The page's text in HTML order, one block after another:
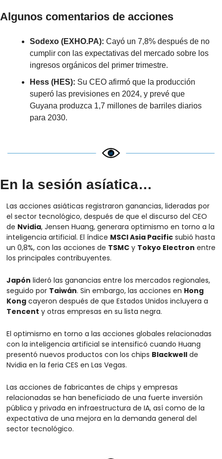
Algunos comentarios de acciones
Sodexo (EXHO.PA): Cayó un 7,8% después de no
cumplir con las expectativas del mercado sobre los
ingresos orgánicos del primer trimestre.
Hess (HES): Su CEO afirmó que la producción
superó las previsiones en 2024, y prevé que
Guyana produzca 1,7 millones de barriles diarios
para 2030.
En la sesión asíatica…
Las acciones asiáticas registraron ganancias, lideradas por
el sector tecnológico, después de que el discurso del CEO
de Nvidia, Jensen Huang, generara optimismo en torno a la
inteligencia artificial. El índice MSCI Asia Pacific subió hasta
un 0,8%, con las acciones de TSMC y Tokyo Electron entre
los principales contribuyentes.
Japón lideró las ganancias entre los mercados regionales,
seguido por Taiwán. Sin embargo, las acciones en Hong
Kong
Tencent y otras empresas en su lista negra.
El optimismo en torno a las acciones globales relacionadas
con la inteligencia artificial se intensificó cuando Huang
presentó nuevos productos con los chips Blackwell de
Nvidia en la feria CES en Las Vegas.
Las acciones de fabricantes de chips y empresas
relacionadas se han beneficiado de una fuerte inversión
pública y privada en infraestructura de IA, así como de la
expectativa de una mejora en la demanda general del
sector tecnológico.